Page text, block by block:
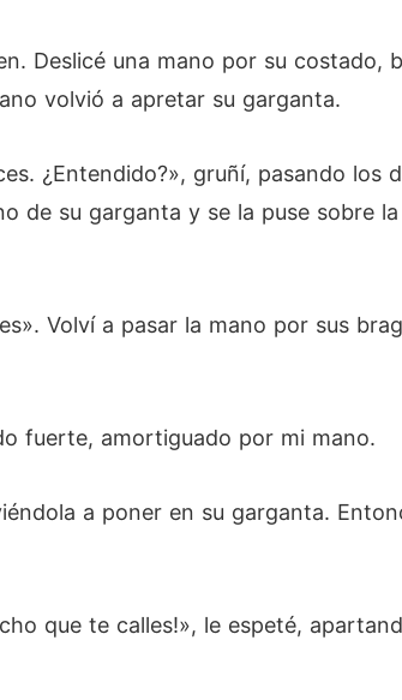
Deslicé una mano por su costado,
volvió a apretar su garganta.
¿Entendido?», gruñí, pasando los
de su garganta y se la puse sobre
Volví a pasar la mano por sus
fuerte, amortiguado por mi mano.
a poner en su garganta.
que te calles!», le espeté,